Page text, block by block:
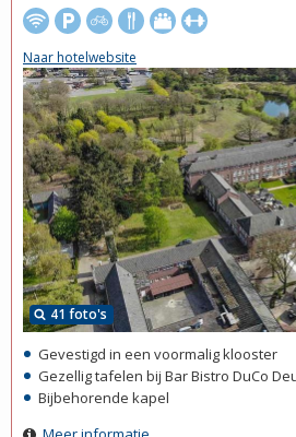
41 foto's
Naar hotelwebsite
Gevestigd in een voormalig klooster
Gezellig tafelen bij Bar Bistro DuCo
Bijbehorende kapel